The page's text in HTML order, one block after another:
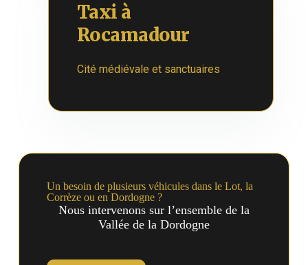
Taxi à
Rocamadour
Cité médiévale et sanctuaires
Un besoin de plusieurs véhicules dans le Lot, la
Corrèze ou en Dordogne ?
Nous intervenons sur l’ensemble de la
Vallée de la Dordogne